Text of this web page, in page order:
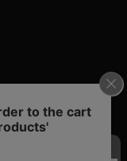
88・L-90・
でご了承く